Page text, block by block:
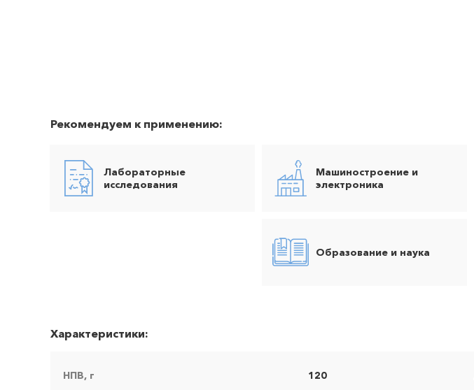
Рекомендуем к применению:
Лабораторные
исследования
Машиностроение и
электроника
Образование и наука
Характеристики:
НПВ, г 120